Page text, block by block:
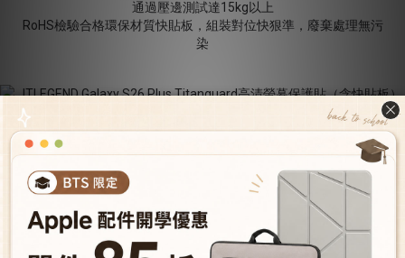
通過壓邊測試達15kg以上
RoHS檢驗合格環保材質快貼板，組裝對位快狠準，廢棄處理無污
染